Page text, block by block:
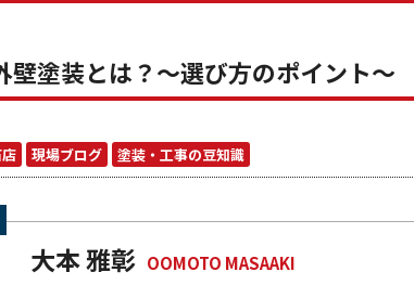
壁塗装とは？～選び方のポイント～
現場ブログ 塗装・工事の豆知識
大本 雅彰 OOMOTO MASAAKI